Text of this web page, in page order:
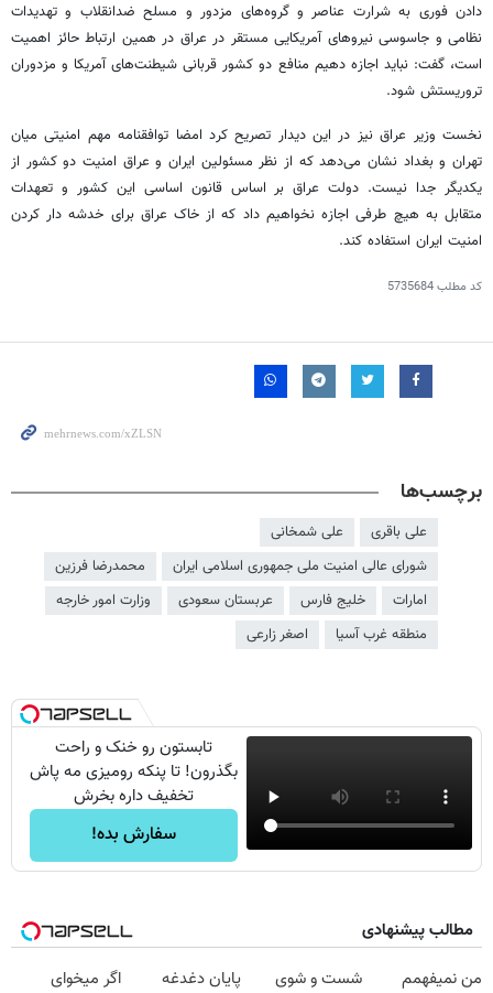
دادن فوری به شرارت عناصر و گروه‌های مزدور و مسلح ضدانقلاب و تهدیدات
نظامی و جاسوسی نیروهای آمریکایی مستقر در عراق در همین ارتباط حائز اهمیت
است، گفت: نباید اجازه دهیم منافع دو کشور قربانی شیطنت‌های آمریکا و مزدوران
تروریستش شود.
نخست وزیر عراق نیز در این دیدار تصریح کرد امضا توافقنامه مهم امنیتی میان
تهران و بغداد نشان می‌دهد که از نظر مسئولین ایران و عراق امنیت دو کشور از
یکدیگر جدا نیست. دولت عراق بر اساس قانون اساسی این کشور و تعهدات
متقابل به هیچ طرفی اجازه نخواهیم داد که از خاک عراق برای خدشه دار کردن
امنیت ایران استفاده کند.
کد مطلب5735684
برچسب‌ها
علی باقری
علی شمخانی
شورای عالی امنیت ملی جمهوری اسلامی ایران
محمدرضا فرزین
امارات
خلیج فارس عربستان سعودی
وزارت امور خارجه
منطقه غرب آسیا
اصغر زارعی
تابستون رو خنک و راحت
بگذرون! تا پنکه رومیزی مه پاش
تخفیف داره بخرش
سفارش بده!
مطالب پیشنهادی
من نمیفهمم
شست و شوی
پایان دغدغه
اگر میخوای